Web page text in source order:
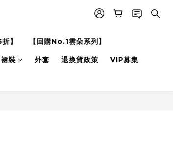
】 【回購No.1雲朵系列】
裙裝 外套 退換貨政策 VIP募集